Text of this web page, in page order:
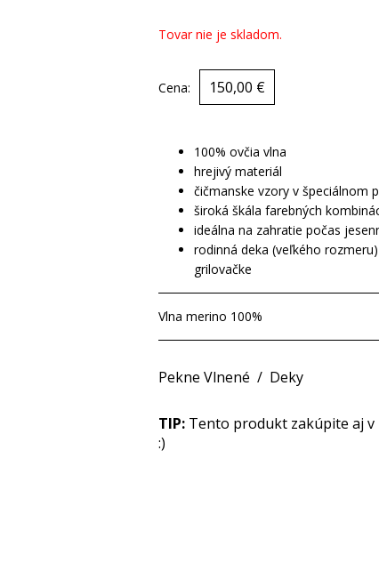
Tovar nie je skladom.
Cena: 150,00 €
100% ovčia vlna
hrejivý materiál
čičmanske vzory v špeciálnom
široká škála farebných
ideálna na zahratie počas
rodinná deka (veľkého
grilovačke
Vlna merino 100%
Pekne Vlnené / Deky
TIP: Tento produkt zakúpite aj v
:)